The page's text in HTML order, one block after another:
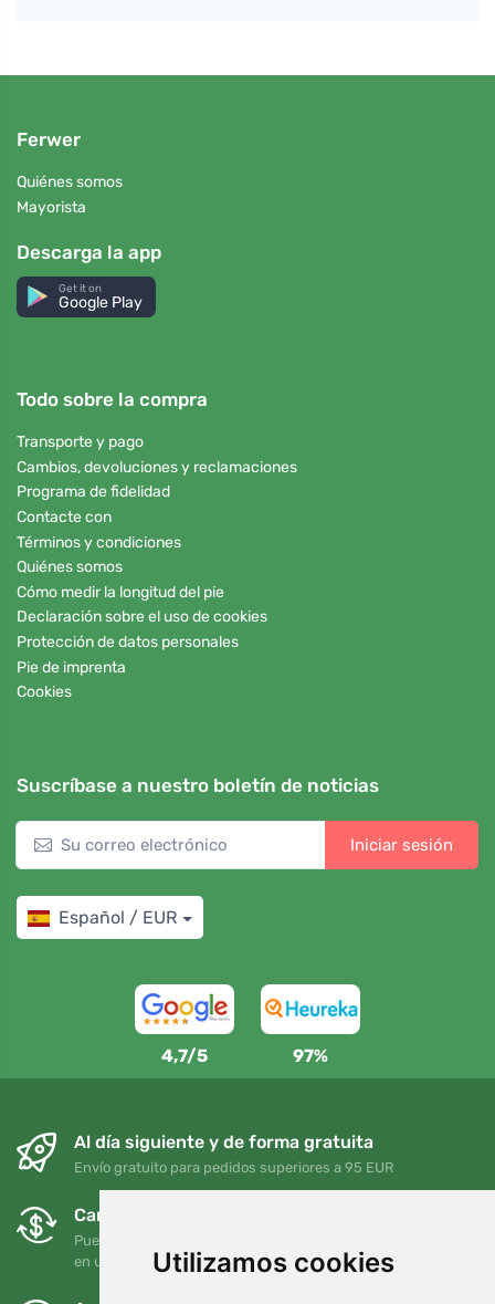
Utilizamos cookies
Ferwer
Quiénes somos
Mayorista
Descarga la app
Get it on
Google Play
Todo sobre la compra
Transporte y pago
Cambios, devoluciones y reclamaciones
Programa de fidelidad
Contacte con
Términos y condiciones
Quiénes somos
Cómo medir la longitud del pie
Declaración sobre el uso de cookies
Protección de datos personales
Pie de imprenta
Cookies
Suscríbase a nuestro boletín de noticias
Iniciar sesión
Español / EUR
4,7/5 97%
Al día siguiente y de forma gratuita
Envío gratuito para pedidos superiores a 95 EUR
Cambios y devoluciones gratuitos
Puede devolver o cambiar su pedido en cualquier momento
en un plazo de 90 días